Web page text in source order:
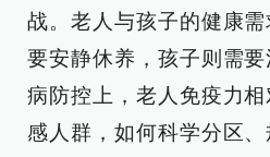
战。老人与孩子的健康
要安静休养，孩子则需
病防控上，老人免疫力
感人群，如何科学分区